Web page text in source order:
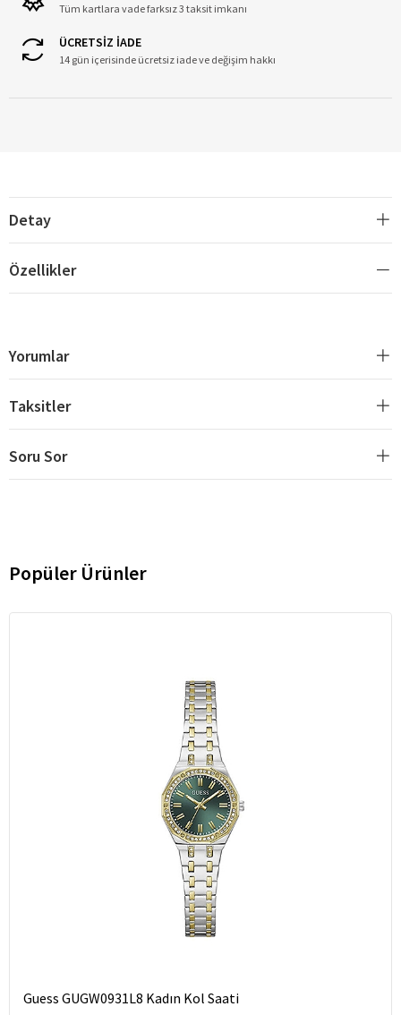
Tüm kartlara vade farksız 3 taksit imkanı
ÜCRETSİZ İADE
14 gün içerisinde ücretsiz iade ve değişim hakkı
Detay
Özellikler
Yorumlar
Taksitler
Soru Sor
Popüler Ürünler
Guess GUGW0931L8 Kadın Kol Saati